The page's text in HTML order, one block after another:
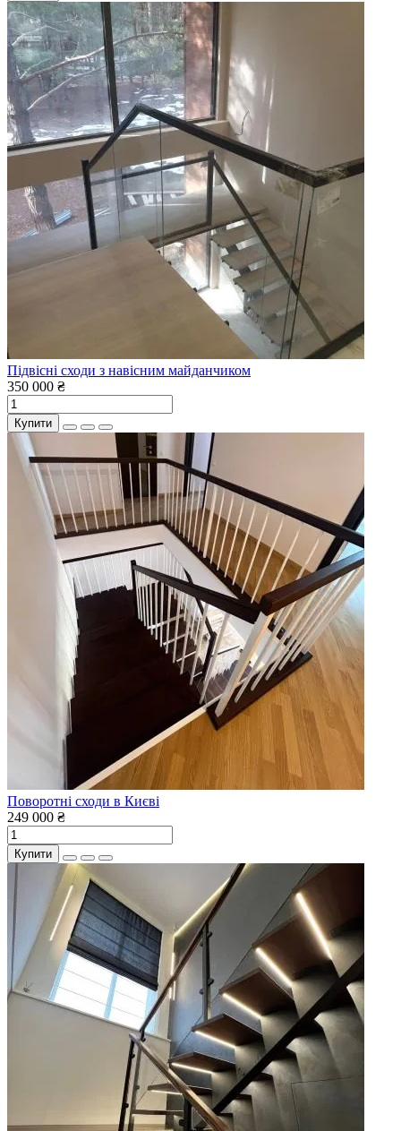
Підвісні сходи з навісним майданчиком
350 000 ₴
Купити
Поворотні сходи в Києві
249 000 ₴
Купити